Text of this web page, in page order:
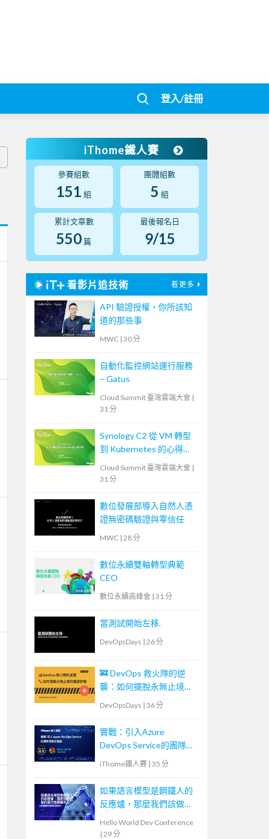
登入/註冊
iThome鐵人賽
參賽組數
151 組
團體組數
5 組
累計文章數
550 篇
最後報名日
9/15
看影片追技術 看更多
API 驗證授權，你所該知
道的那些事
MWC | 30 分
自動化監控網站運行服務
– Gatus
Cloud Summit 臺灣雲端大會 |
31 分
Synology C2 從 VM 轉型
到 Kubernetes 的心得分
Cloud Summit 臺灣雲端大會 |
31 分
數位發展部導入自然人憑
證無密碼驗證與零信任
MWC | 28 分
數位永續雙軸轉型典範
CEO
數位永續高峰會 | 31 分
當測試開始左移.
DevOpsDays | 26 分
🚒 DevOps 救火隊的逆
襲：如何擺脫永無止境的
DevOpsDays | 36 分
實戰：引入Azure
DevOps Service的團隊探
險前奏曲
iThome鐵人賽 | 35 分
如果語言模型是鋼鐵人的
反應爐，那麼我們該做的
Hello World Dev Conference
| 29 分